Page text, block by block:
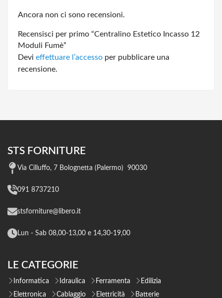
Ancora non ci sono recensioni.
Recensisci per primo “Centralino Estetico Incasso 12
Moduli Fumè”
Devi effettuare l’accesso per pubblicare una
recensione.
STS FORNITURE
Via Cilluffo, 7 Bolognetta (Palermo) 90030
091 8737210
stsforniture@libero.it
Lun - Sab 08,00-13,00 e 14,30-19,00
LE CATEGORIE
Informatica Idraulica Ferramenta
Edilizia
Elettronica
Cablaggio Elettricità Batterie